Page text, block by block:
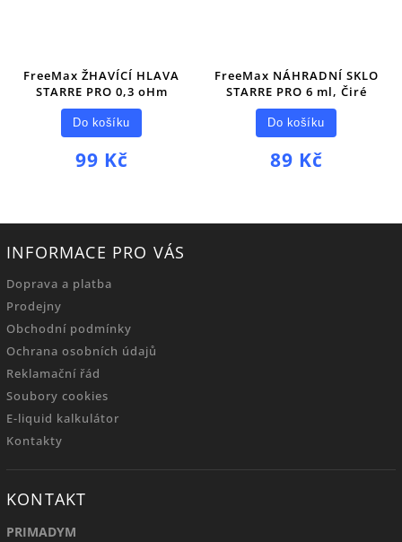
FreeMax ŽHAVÍCÍ HLAVA
STARRE PRO 0,3 oHm
99 Kč
Do košíku
FreeMax NÁHRADNÍ SKLO
STARRE PRO 6 ml, Čiré
89 Kč
Do košíku
INFORMACE PRO VÁS
Doprava a platba
Prodejny
Obchodní podmínky
Ochrana osobních údajů
Reklamační řád
Soubory cookies
E-liquid kalkulátor
Kontakty
KONTAKT
PRIMADYM